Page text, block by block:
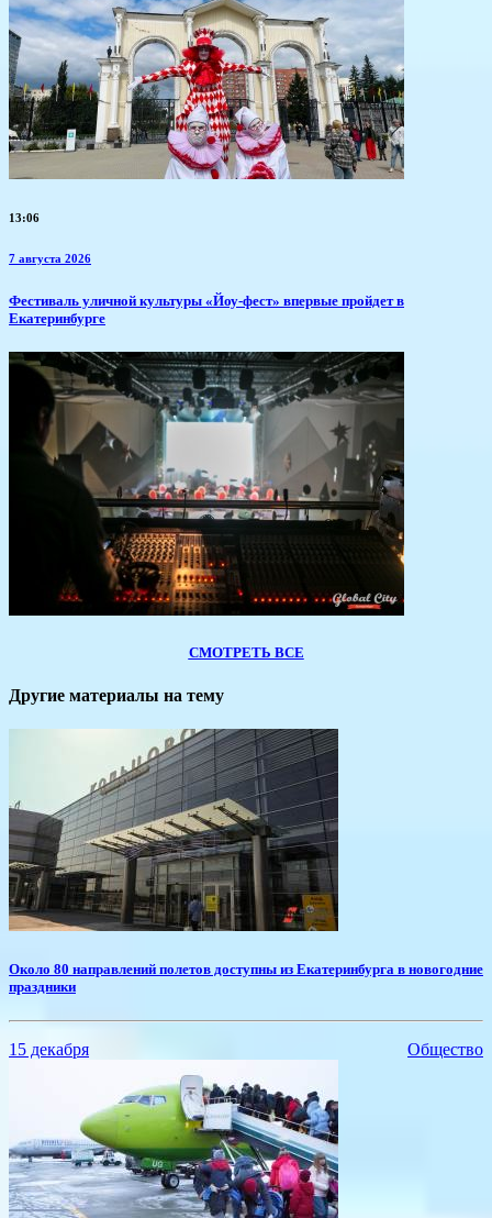
13:06
7 августа 2026
​Фестиваль уличной культуры «Йоу-фест» впервые пройдет в
Екатеринбурге
СМОТРЕТЬ ВСЕ
Другие материалы на тему
​Около 80 направлений полетов доступны из Екатеринбурга в новогодние
праздники
15 декабря Общество